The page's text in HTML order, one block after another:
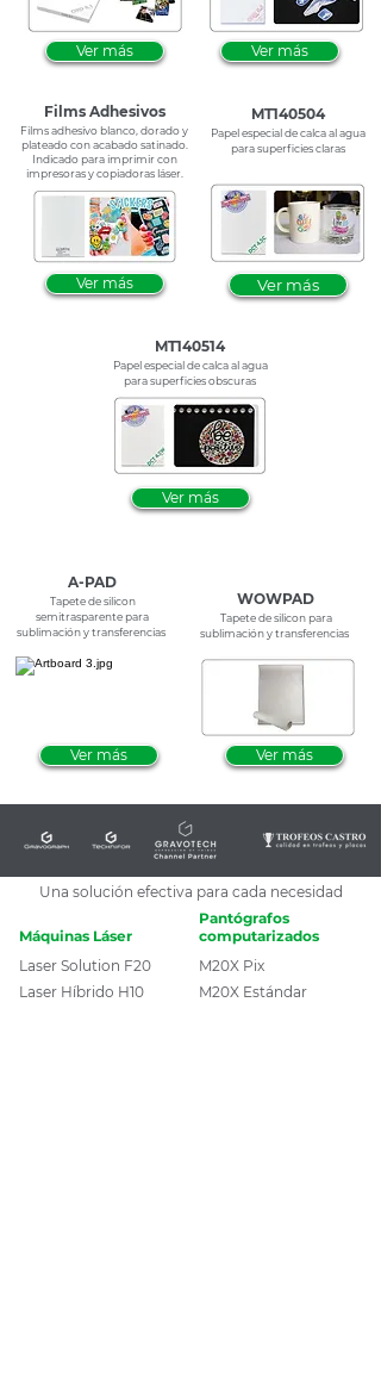
Ver más
Films Adhesivos
Films adhesivo blanco, dorado y
plateado con acabado satinado.
Indicado para imprimir con
impresoras y copiadoras láser.
Ver más
Ver más
MT140504
Papel especial de calca al agua
para superficies claras
Ver más
MT140514
Papel especial de calca al agua
para superficies obscuras
Ver más
A-PAD
Tapete de silicon
semitrasparente para
sublimación y transferencias
Ver más
WOWPAD
Tapete de silicon para
sublimación y transferencias
Ver más
Una solución efectiva para cada necesidad
Máquinas Láser
Laser Solution F20
Laser Híbrido H10
Pantógrafos
computarizados
M20X Pix
M20X Estándar